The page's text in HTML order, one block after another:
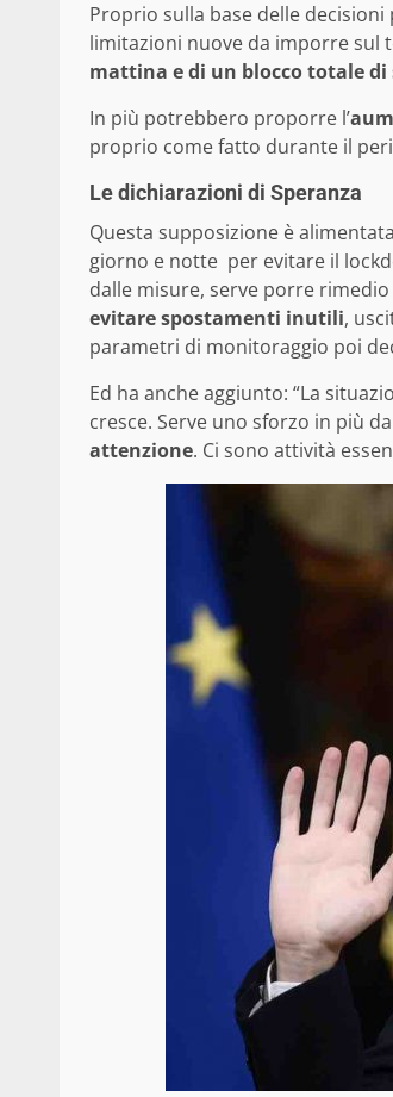
Proprio sulla base delle
limitazioni nuove da imporre sul
mattina e di un blocco totale di
In più potrebbero proporre l’
proprio come fatto durante il
Le dichiarazioni di Speranza
Questa supposizione è
giorno e notte per evitare il
dalle misure, serve porre
evitare spostamenti inutili,
parametri di monitoraggio poi
Ed ha anche aggiunto: “La
cresce. Serve uno sforzo in più
attenzione. Ci sono attività